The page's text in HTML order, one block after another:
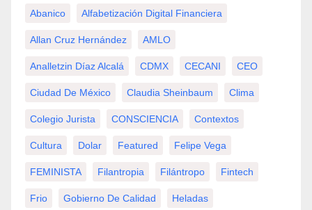
Abanico Alfabetización Digital Financiera
Allan Cruz Hernández AMLO
Analletzin Díaz Alcalá CDMX CECANI CEO
Ciudad De México Claudia Sheinbaum Clima
Colegio Jurista CONSCIENCIA Contextos
Cultura Dolar Featured Felipe Vega
FEMINISTA Filantropia Filántropo Fintech
Frio Gobierno De Calidad Heladas